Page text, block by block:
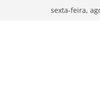
sexta-feira,